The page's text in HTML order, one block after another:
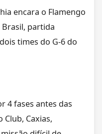
encara o Flamengo
partida
times do G-6 do
4 fases antes das
Caxias,